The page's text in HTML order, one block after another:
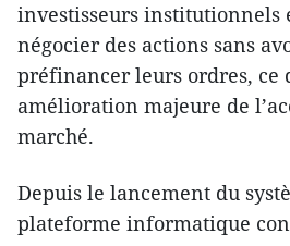
investisseurs institutionnels
négocier des actions sans
préfinancer leurs ordres, ce
amélioration majeure de
marché.
Depuis le lancement du
plateforme informatique